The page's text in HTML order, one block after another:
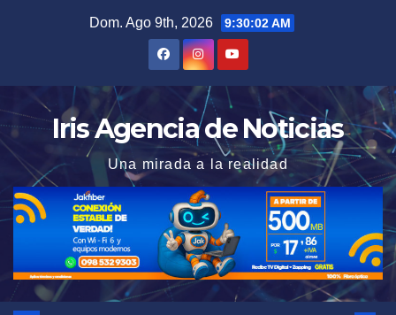
Dom. Ago 9th, 2026 9:30:04 AM
Iris Agencia de Noticias
Una mirada a la realidad